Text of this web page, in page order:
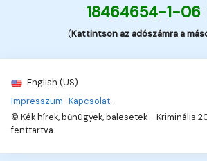
18464654-1-06
(Kattintson az adószámra a
English (US)
Impresszum ·Kapcsolat ·
© Kék hírek, bűnügyek, balesetek - Kriminális
fenttartva